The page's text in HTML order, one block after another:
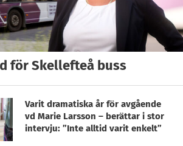
för Skellefteå buss
Varit dramatiska år för avgående
vd Marie Larsson – berättar i stor
intervju: ”Inte alltid varit enkelt”